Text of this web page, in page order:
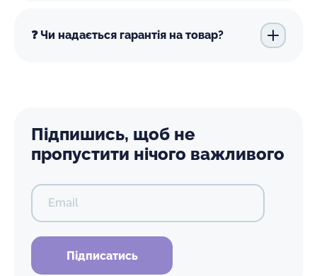
❓ Чи надається гарантія на товар?
Підпишись, щоб не
пропустити нічого важливого
Email
Підписатись